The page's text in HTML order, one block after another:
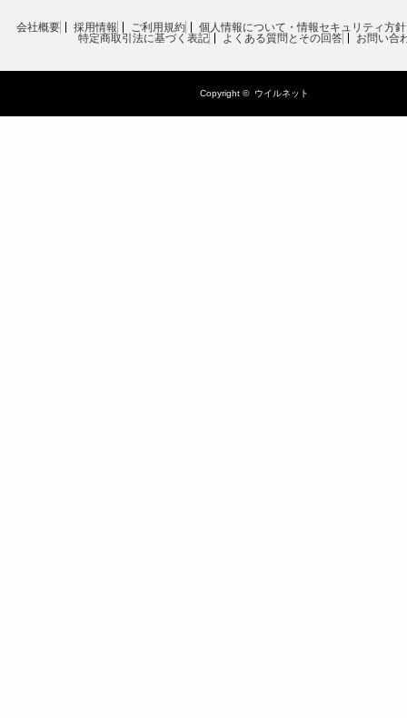
会社概要 採用情報 ご利用規約
個人情報について・情報セキュリティ方
特定商取引法に基づく表記
よくある質問とその回答 お問い合
Copyright © ウイルネット